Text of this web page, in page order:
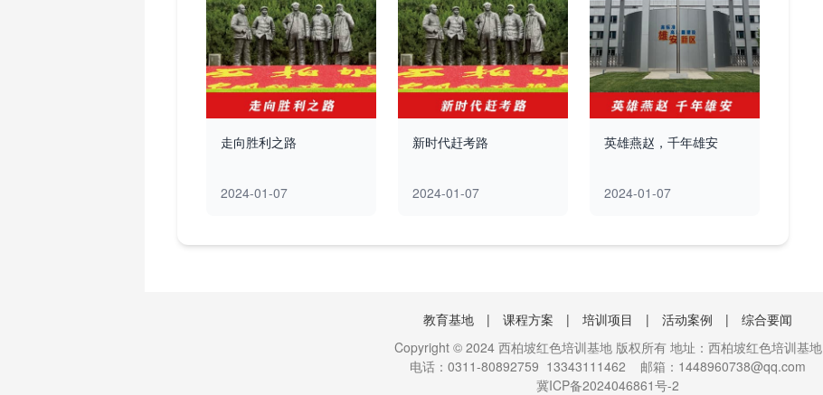
走向胜利之路
2024-01-07
新时代赶考路
2024-01-07
英雄燕赵，千年雄安
2024-01-07
教育基地 | 课程方案 | 培训项目 | 活动案例 |
综合要闻
Copyright © 2024 西柏坡红色培训基地 版权所有 地址：西柏坡红色培训基地
电话：0311-80892759 13343111462 邮箱：1448960738@qq.com
冀ICP备2024046861号-2